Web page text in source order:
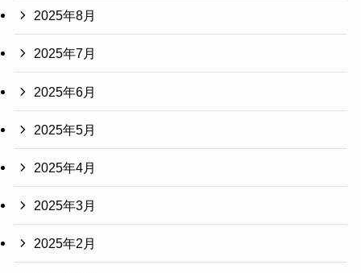
2025年8月
2025年7月
2025年6月
2025年5月
2025年4月
2025年3月
2025年2月